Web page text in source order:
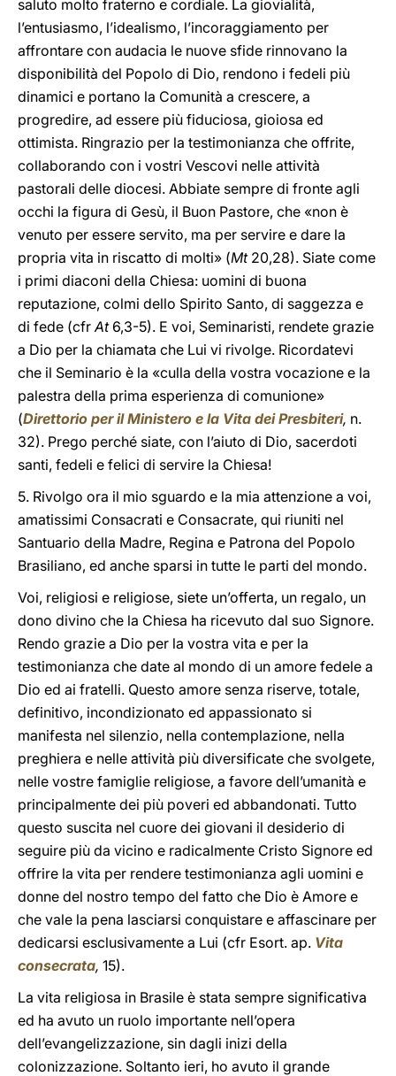
saluto molto fraterno e cordiale. La giovialità,
l’entusiasmo, l’idealismo, l’incoraggiamento per
affrontare con audacia le nuove sfide rinnovano la
disponibilità del Popolo di Dio, rendono i fedeli più
dinamici e portano la Comunità a crescere, a
progredire, ad essere più fiduciosa, gioiosa ed
ottimista. Ringrazio per la testimonianza che offrite,
collaborando con i vostri Vescovi nelle attività
pastorali delle diocesi. Abbiate sempre di fronte agli
occhi la figura di Gesù, il Buon Pastore, che «non è
venuto per essere servito, ma per servire e dare la
propria vita in riscatto di molti» (Mt 20,28). Siate come
i primi diaconi della Chiesa: uomini di buona
reputazione, colmi dello Spirito Santo, di saggezza e
di fede (cfrAt 6,3-5). E voi, Seminaristi, rendete grazie
a Dio per la chiamata che Lui vi rivolge. Ricordatevi
che il Seminario è la «culla della vostra vocazione e la
palestra della prima esperienza di comunione»
(Direttorio per il Ministero e la Vita dei Presbiteri, n.
32). Prego perché siate, con l’aiuto di Dio, sacerdoti
santi, fedeli e felici di servire la Chiesa!
5. Rivolgo ora il mio sguardo e la mia attenzione a voi,
amatissimi Consacrati e Consacrate, qui riuniti nel
Santuario della Madre, Regina e Patrona del Popolo
Brasiliano, ed anche sparsi in tutte le parti del mondo.
Voi, religiosi e religiose, siete un’offerta, un regalo, un
dono divino che la Chiesa ha ricevuto dal suo Signore.
Rendo grazie a Dio per la vostra vita e per la
testimonianza che date al mondo di un amore fedele a
Dio ed ai fratelli. Questo amore senza riserve, totale,
definitivo, incondizionato ed appassionato si
manifesta nel silenzio, nella contemplazione, nella
preghiera e nelle attività più diversificate che svolgete,
nelle vostre famiglie religiose, a favore dell’umanità e
principalmente dei più poveri ed abbandonati. Tutto
questo suscita nel cuore dei giovani il desiderio di
seguire più da vicino e radicalmente Cristo Signore ed
offrire la vita per rendere testimonianza agli uomini e
donne del nostro tempo del fatto che Dio è Amore e
che vale la pena lasciarsi conquistare e affascinare per
dedicarsi esclusivamente a Lui (cfr Esort. ap. Vita
consecrata, 15).
La vita religiosa in Brasile è stata sempre significativa
ed ha avuto un ruolo importante nell’opera
dell’evangelizzazione, sin dagli inizi della
colonizzazione. Soltanto ieri, ho avuto il grande